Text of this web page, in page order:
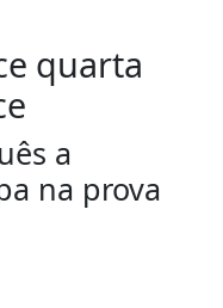
quarta
a
na prova